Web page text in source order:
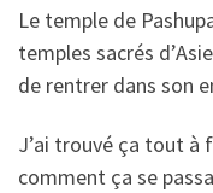
Le temple de
temples sacrés
de rentrer dans son
J’ai trouvé ça tout
comment ça se